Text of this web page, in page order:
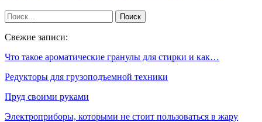
Свежие записи:
Что такое ароматические гранулы для стирки и как…
Редукторы для грузоподъемной техники
Пруд своими руками
Электроприборы, которыми не стоит пользоваться в жару